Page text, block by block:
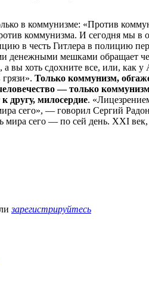
в коммунизме: «Против
коммунизма. И сегодня мы в
в честь Гитлера в полицию
денежными мешками обращает
вы хоть сдохните все, или, как у
Только коммунизм,
— только
другу, милосердие.
сего», — говорил Сергий
мира сего — по сей день. XXI
зарегистрируйтесь